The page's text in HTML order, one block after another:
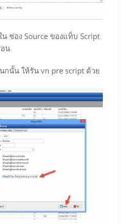
ช่อง Source ของแท็บ Script
น
นั้น ให้รัน vn pre script ด้วย